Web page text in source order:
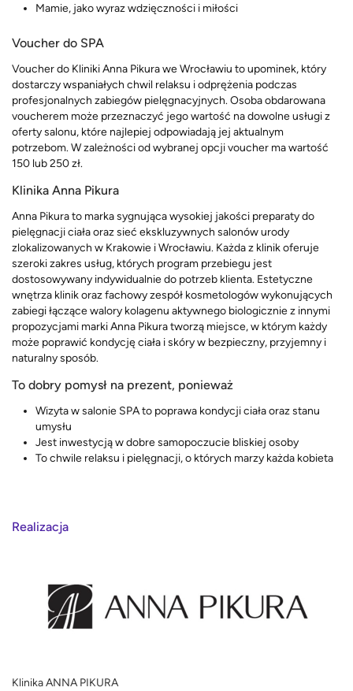
Mamie, jako wyraz wdzięczności i miłości
Voucher do SPA
Voucher do Kliniki Anna Pikura we Wrocławiu to upominek, który
dostarczy wspaniałych chwil relaksu i odprężenia podczas
profesjonalnych zabiegów pielęgnacyjnych. Osoba obdarowana
voucherem może przeznaczyć jego wartość na dowolne usługi z
oferty salonu, które najlepiej odpowiadają jej aktualnym
potrzebom. W zależności od wybranej opcji voucher ma wartość
150 lub 250 zł.
Klinika Anna Pikura
Anna Pikura to marka sygnująca wysokiej jakości preparaty do
pielęgnacji ciała oraz sieć ekskluzywnych salonów urody
zlokalizowanych w Krakowie i Wrocławiu. Każda z klinik oferuje
szeroki zakres usług, których program przebiegu jest
dostosowywany indywidualnie do potrzeb klienta. Estetyczne
wnętrza klinik oraz fachowy zespół kosmetologów wykonujących
zabiegi łączące walory kolagenu aktywnego biologicznie z innymi
propozycjami marki Anna Pikura tworzą miejsce, w którym każdy
może poprawić kondycję ciała i skóry w bezpieczny, przyjemny i
naturalny sposób.
To dobry pomysł na prezent, ponieważ
Wizyta w salonie SPA to poprawa kondycji ciała oraz stanu
umysłu
Jest inwestycją w dobre samopoczucie bliskiej osoby
To chwile relaksu i pielęgnacji, o których marzy każda kobieta
Realizacja
Klinika ANNA PIKURA